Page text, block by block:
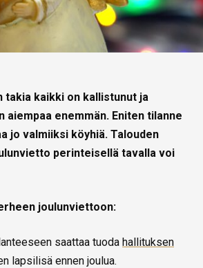
takia kaikki on kallistunut ja
aiempaa enemmän. Eniten tilanne
jo valmiiksi köyhiä. Talouden
perinteisellä tavalla voi
joulunviettoon:
saattaa tuoda hallituksen
lapsilisä ennen joulua.